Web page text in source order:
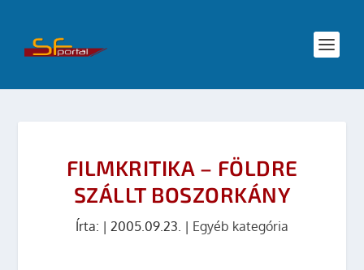
FILMKRITIKA – FÖLDRE
SZÁLLT BOSZORKÁNY
Írta: | 2005.09.23. | Egyéb kategória